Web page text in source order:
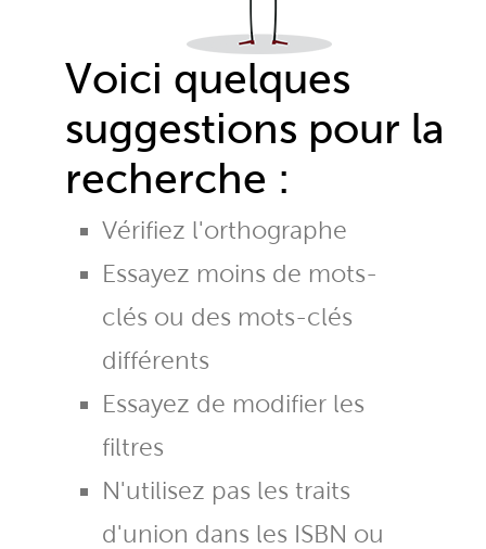
Voici quelques
suggestions pour la
recherche :
Vérifiez l'orthographe
Essayez moins de mots-
clés ou des mots-clés
différents
Essayez de modifier les
filtres
N'utilisez pas les traits
d'union dans les ISBN ou